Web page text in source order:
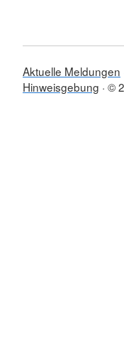
Aktuelle Meldungen
Hinweisgebung ©